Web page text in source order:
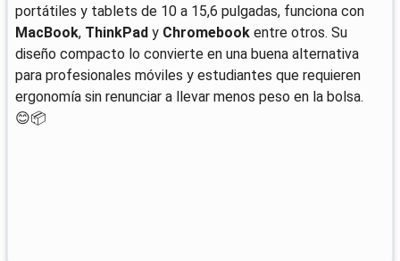
portátiles y tablets de 10 a 15,6 pulgadas, funciona con
MacBook, ThinkPad y Chromebook entre otros. Su
diseño compacto lo convierte en una buena alternativa
para profesionales móviles y estudiantes que requieren
ergonomía sin renunciar a llevar menos peso en la bolsa.
😊📦